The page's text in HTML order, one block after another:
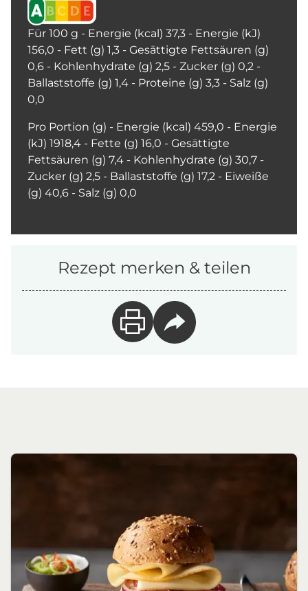
Für 100 g - Energie (kcal) 37,3 - Energie (kJ)
156,0 - Fett (g) 1,3 - Gesättigte Fettsäuren (g)
0,6 - Kohlenhydrate (g) 2,5 - Zucker (g) 0,2 -
Ballaststoffe (g) 1,4 - Proteine (g) 3,3 - Salz (g)
0,0
Pro Portion (g) - Energie (kcal) 459,0 - Energie
(kJ) 1918,4 - Fette (g) 16,0 - Gesättigte
Fettsäuren (g) 7,4 - Kohlenhydrate (g) 30,7 -
Zucker (g) 2,5 - Ballaststoffe (g) 17,2 - Eiweiße
(g) 40,6 - Salz (g) 0,0
Rezept merken & teilen